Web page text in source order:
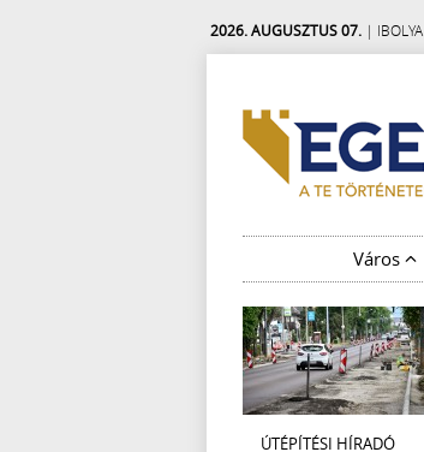
2026. AUGUSZTUS 07. | IBOLYA
Város
ÚTÉPÍTÉSI HÍRADÓ